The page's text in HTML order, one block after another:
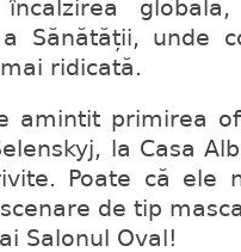
a Sănătății, unde
ridicată.
primirea
la Casa
Poate că ele
de tip
Salonul Oval!